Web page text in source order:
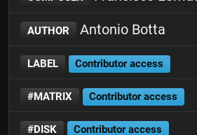
AUTHOR Antonio Botta
LABEL Contributor access
#MATRIX Contributor access
#DISK Contributor access